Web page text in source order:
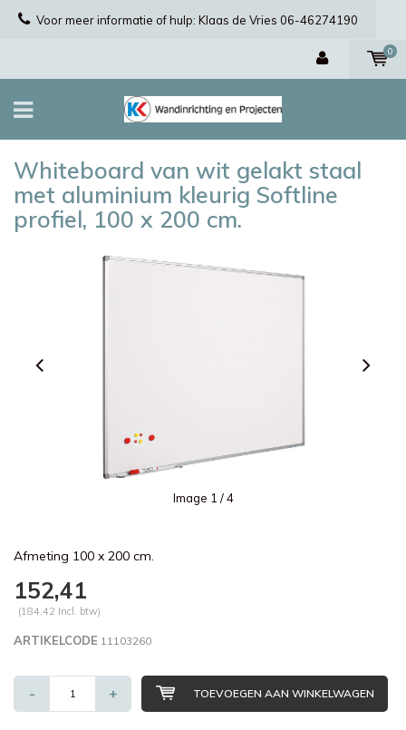
Voor meer informatie of hulp: Klaas de Vries 06-46274190
0
Whiteboard van wit gelakt staal
met aluminium kleurig Softline
profiel, 100 x 200 cm.
Image 1 / 4
Afmeting 100 x 200 cm.
152,41
(184,42 Incl. btw)
ARTIKELCODE 11103260
- + TOEVOEGEN AAN WINKELWAGEN